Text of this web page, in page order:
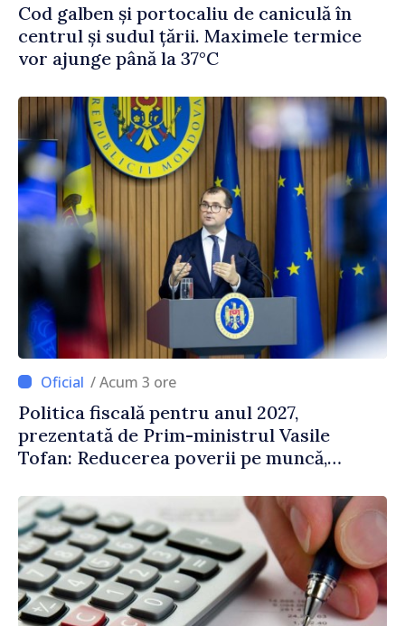
Cod galben și portocaliu de caniculă în
centrul și sudul țării. Maximele termice
vor ajunge până la 37°C
/ Acum 3 ore
Politica fiscală pentru anul 2027,
prezentată de Prim-ministrul Vasile
Tofan: Reducerea poverii pe muncă,
echitabilă